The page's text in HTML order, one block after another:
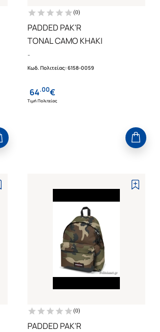
(0)
PADDED PAK'R
TONAL CAMO KHAKI
-
Κωδ. Πολιτείας:6158-0059
64.00€
Τιμή Πολιτείας
(0)
PADDED PAK'R